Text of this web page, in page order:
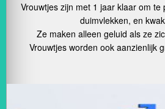
Vrouwtjes zijn met 1 jaar klaar om
duimvlekken, en
Ze maken alleen geluid als ze
Vrouwtjes worden ook aanzienlijk